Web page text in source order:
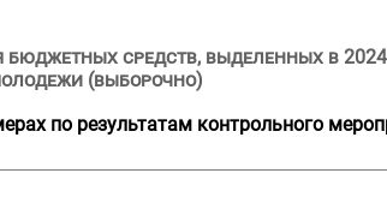
средств, выделенных в
(выборочно)
по результатам контрольного